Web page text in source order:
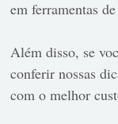
em ferramentas
Além disso, se
conferir nossas
com o melhor